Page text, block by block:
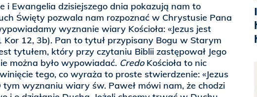
i Ewangelia dzisiejszego dnia pokazują nam to
Święty pozwala nam rozpoznać w Chrystusie Pana
wyznanie wiary Kościoła: «Jezus jest
Kor 12, 3b). Pan to tytuł przypisany Bogu w Starym
tytułem, który przy czytaniu Biblii zastępował Jego
można było wypowiadać. CredoKościoła to nic
tego, co wyraża to proste stwierdzenie: «Jezus
tym wyznaniu wiary św. Paweł mówi nam, że chodzi